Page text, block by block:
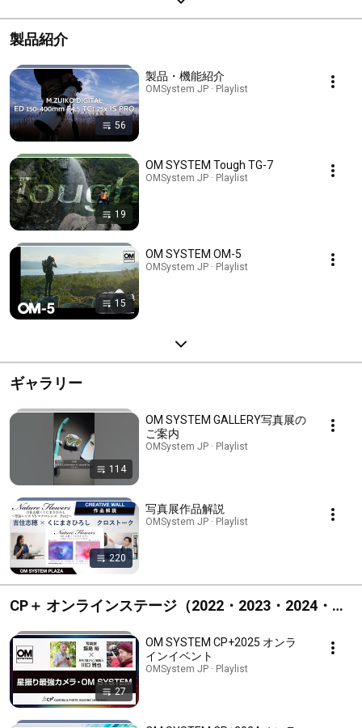
製品紹介
56
製品・機能紹介
OMSystem JP · Playlist
19
OM SYSTEM Tough TG-7
OMSystem JP · Playlist
15
OM SYSTEM OM-5
OMSystem JP · Playlist
ギャラリー
114
OM SYSTEM GALLERY写真展の
ご案内
OMSystem JP · Playlist
220
写真展作品解説
OMSystem JP · Playlist
CP＋ オンラインステージ（2022・2023・2024・
27
OM SYSTEM CP+2025 オンラ
インイベント
OMSystem JP · Playlist